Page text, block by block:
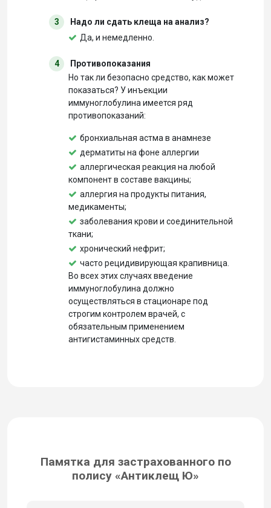
3
Надо ли сдать клеща на анализ?
Да, и немедленно.
4
Противопоказания
Но так ли безопасно средство, как может
показаться? У инъекции
иммуноглобулина имеется ряд
противопоказаний:
бронхиальная астма в анамнезе
дерматиты на фоне аллергии
аллергическая реакция на любой
компонент в составе вакцины;
аллергия на продукты питания,
медикаменты;
заболевания крови и соединительной
ткани;
хронический нефрит;
часто рецидивирующая крапивница.
Во всех этих случаях введение
иммуноглобулина должно
осуществляться в стационаре под
строгим контролем врачей, с
обязательным применением
антигистаминных средств.
Памятка для застрахованного по
полису «Антиклещ Ю»